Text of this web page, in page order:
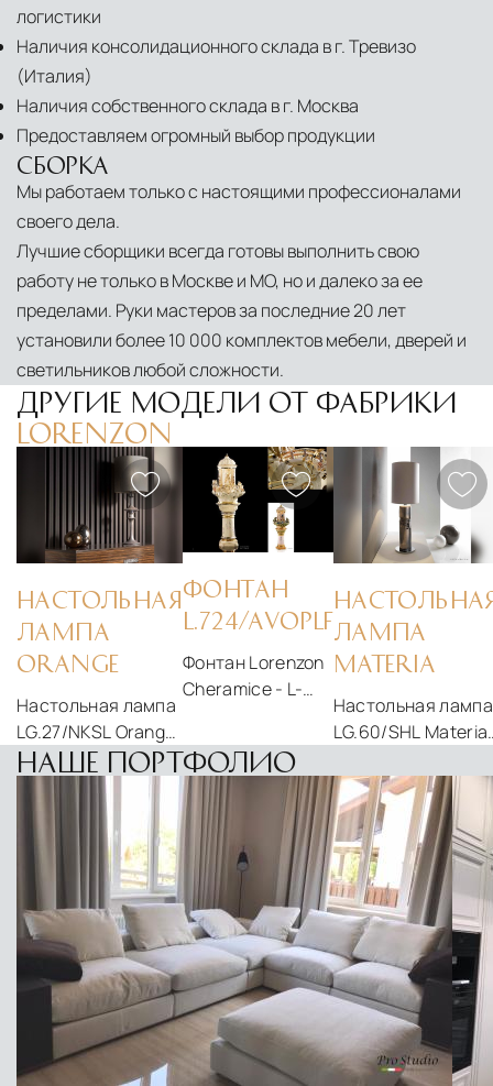
логистики
Наличия консолидационного склада в г. Тревизо
(Италия)
Наличия собственного склада в г. Москва
Предоставляем огромный выбор продукции
СБОРКА
Мы работаем только с настоящими профессионалами
своего дела.
Лучшие сборщики всегда готовы выполнить свою
работу не только в Москве и МО, но и далеко за ее
пределами. Руки мастеров за последние 20 лет
установили более 10 000 комплектов мебели, дверей и
светильников любой сложности.
ДРУГИЕ МОДЕЛИ ОТ ФАБРИКИ
LORENZON
НАСТОЛЬНАЯ
ЛАМПА
ORANGE
Настольная лампа
LG.27/NKSL Orange
от фабрики
ФОНТАН
L.724/AVOPLF
Фонтан Lorenzon
Cheramice - L-
ЛАМПА
MATERIA
Настольная лампа
LG.60/SHL Materia
Lorenzon
НАШЕ ПОРТФОЛИО